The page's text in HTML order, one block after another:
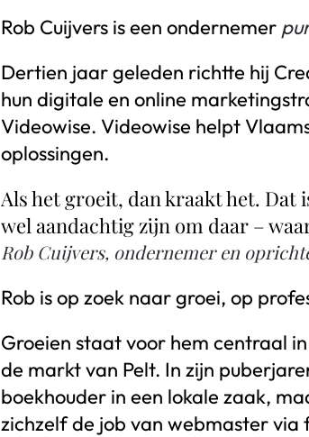
Rob Cuijvers is een ondernemer
Dertien jaar geleden richtte hij
hun digitale en online
Videowise. Videowise helpt
oplossingen.
Als het groeit, dan kraakt het. Dat
wel aandachtig zijn om daar –
Rob Cuijvers, ondernemer en
Rob is op zoek naar groei, op
Groeien staat voor hem centraal
de markt van Pelt. In zijn
boekhouder in een lokale zaak,
zichzelf de job van webmaster via